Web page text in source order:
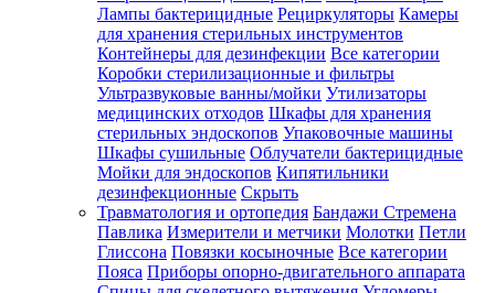
Лампы бактерицидные Рециркуляторы Камеры
для хранения стерильных инструментов
Контейнеры для дезинфекции Все категории
Коробки стерилизационные и фильтры
Ультразвуковые ванны/мойки Утилизаторы
медицинских отходов Шкафы для хранения
стерильных эндоскопов Упаковочные машины
Шкафы сушильные Облучатели бактерицидные
Мойки для эндоскопов Кипятильники
дезинфекционные Скрыть
Травматология и ортопедия Бандажи Стремена
Павлика Измерители и метчики Молотки Петли
Глиссона Повязки косыночные Все категории
Пояса Приборы опорно-двигательного аппарата